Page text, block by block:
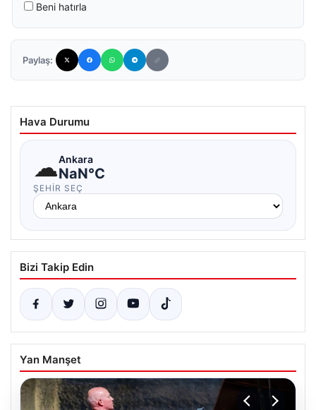
Beni hatırla
Paylaş:
Hava Durumu
☁Ankara
NaN°C
ŞEHIR SEÇ
Bizi Takip Edin
Yan Manşet